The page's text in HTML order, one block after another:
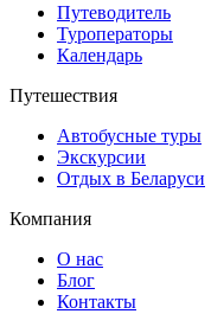
Путеводитель
Туроператоры
Календарь
Путешествия
Автобусные туры
Экскурсии
Отдых в Беларуси
Компания
О нас
Блог
Контакты